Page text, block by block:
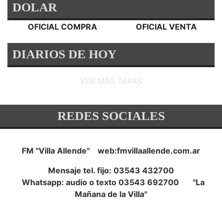
DOLAR
OFICIAL COMPRA OFICIAL VENTA
DIARIOS DE HOY
VER MÁS TAPAS
REDES SOCIALES
FM "Villa Allende" web:fmvillaallende.com.ar
Mensaje tel. fijo: 03543 432700
Whatsapp: audio o texto 03543 692700 "La
Mañana de la Villa"